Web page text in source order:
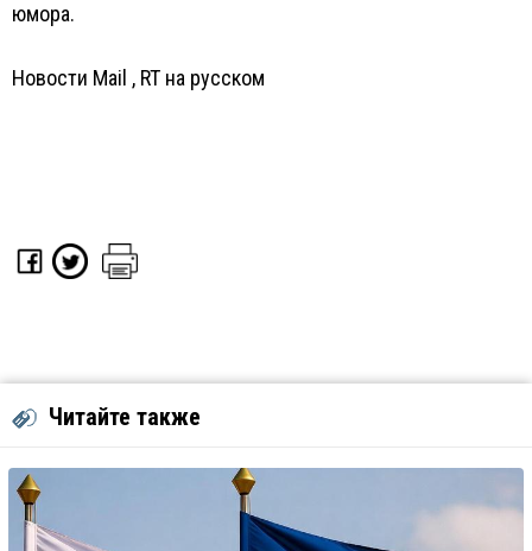
юмора.
Новости Mail , RT на русском
Читайте также